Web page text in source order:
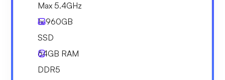
Max 5.4GHz
1x960GB
SSD
64GB RAM
DDR5